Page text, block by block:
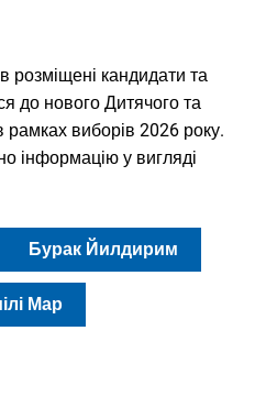
розміщені кандидати та
до нового Дитячого та
виборів 2026 року.
інформацію у вигляді
Бурак Йилдирим
Мар